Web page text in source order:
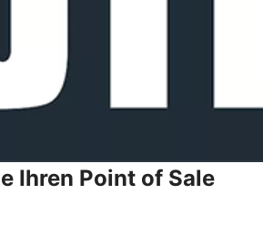
Ihren Point of Sale